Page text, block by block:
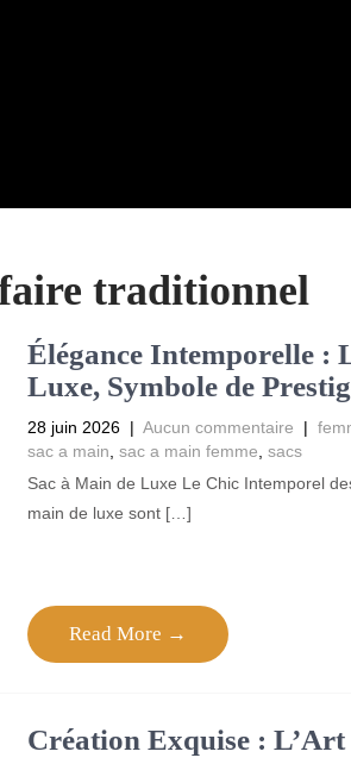
traditionnel
Élégance Intemporelle :
Luxe, Symbole de
28 juin 2026 | Aucun commentaire |
sac a main sac a main femme sacs
Sac à Main de Luxe Le Chic Intemporel
main de luxe sont […]
Read More →
Création Exquise :